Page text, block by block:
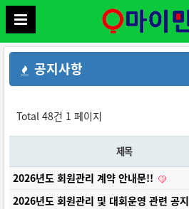
공지사항
Total 48건 1 페이지
제목
2026년도 회원관리 계약 안내문!!
2026년도 회원관리 및 대회운영 관련 공지